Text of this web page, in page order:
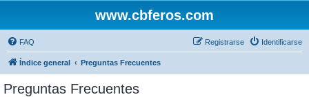
www.cbferos.com
FAQ Identificarse
Registrarse
Índice general Preguntas Frecuentes
Preguntas Frecuentes